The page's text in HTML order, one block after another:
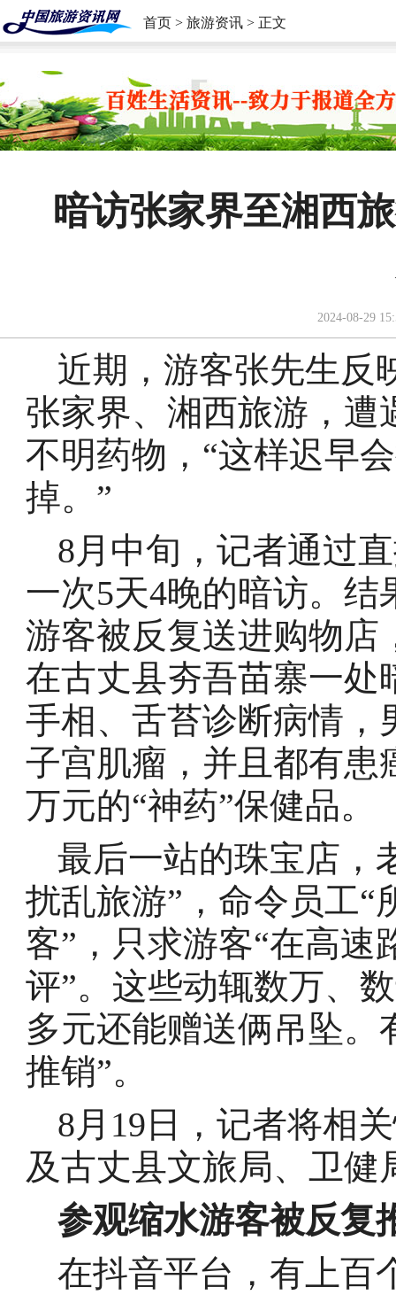
首页 > 旅游资讯 > 正文
暗访张家界至湘西
2024-08-29
近期，游客张先生反
张家界、湘西旅游，遭
不明药物，“这样迟早
掉。”
8月中旬，记者通过
一次5天4晚的暗访。
游客被反复送进购物店
在古丈县夯吾苗寨一处
手相、舌苔诊断病情，
子宫肌瘤，并且都有患
万元的“神药”保健品。
最后一站的珠宝店，
扰乱旅游”，命令员工“
客”，只求游客“在高
评”。这些动辄数万、
多元还能赠送俩吊坠。
推销”。
8月19日，记者将相
及古丈县文旅局、卫健
参观缩水游客被反复
在抖音平台，有上百